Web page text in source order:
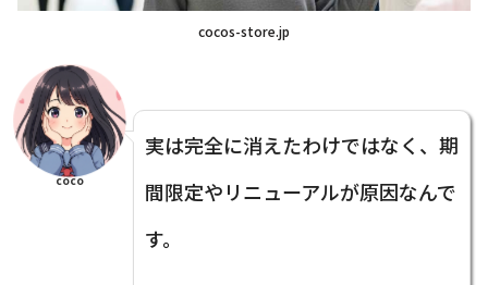
cocos-store.jp
coco
実は完全に消えたわけではなく、期
間限定やリニューアルが原因なんで
す。